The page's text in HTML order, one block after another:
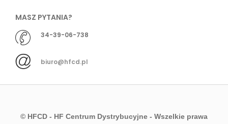
MASZ PYTANIA?
34-39-06-738
biuro@hfcd.pl
© HFCD - HF Centrum Dystrybucyjne - Wszelkie prawa